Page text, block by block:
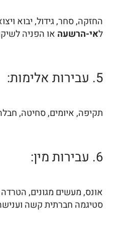
החזקה, סחר, גידול, יבוא
לאי-הרשעה או הפניה
5. עבירות אלימות:
תקיפה, איומים, סחיטה,
6. עבירות מין:
אונס, מעשים מגונים,
סטיגמה חברתית קשה